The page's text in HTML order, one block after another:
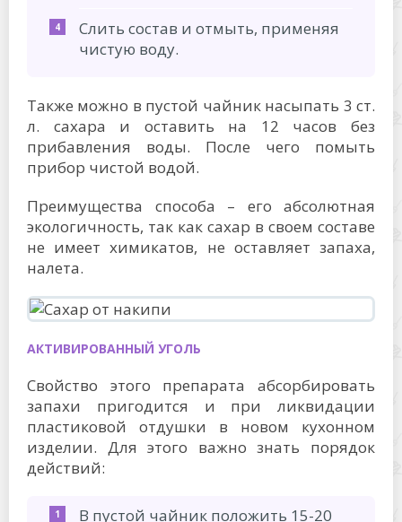
Слить состав и отмыть, применяя
чистую воду.
Также можно в пустой чайник насыпать 3 ст.
л. сахара и оставить на 12 часов без
прибавления воды. После чего помыть
прибор чистой водой.
Преимущества способа – его абсолютная
экологичность, так как сахар в своем составе
не имеет химикатов, не оставляет запаха,
налета.
АКТИВИРОВАННЫЙ УГОЛЬ
Свойство этого препарата абсорбировать
запахи пригодится и при ликвидации
пластиковой отдушки в новом кухонном
изделии. Для этого важно знать порядок
действий:
В пустой чайник положить 15-20